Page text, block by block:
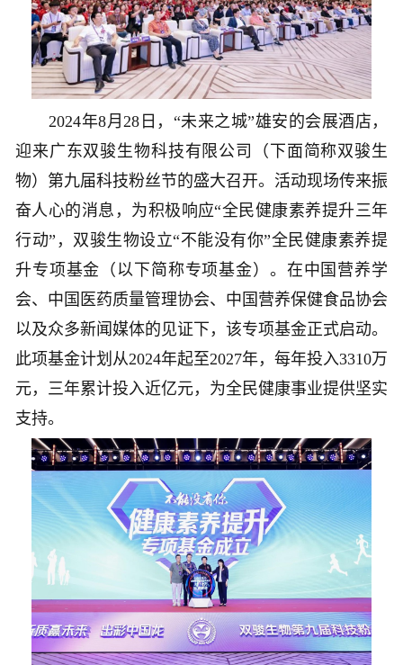
2024年8月28日，“未来之城”雄安的会展酒店，
迎来广东双骏生物科技有限公司（下面简称双骏生
物）第九届科技粉丝节的盛大召开。活动现场传来振
奋人心的消息，为积极响应“全民健康素养提升三年
行动”，双骏生物设立“不能没有你”全民健康素养提
升专项基金（以下简称专项基金）。在中国营养学
会、中国医药质量管理协会、中国营养保健食品协会
以及众多新闻媒体的见证下，该专项基金正式启动。
此项基金计划从2024年起至2027年，每年投入3310万
元，三年累计投入近亿元，为全民健康事业提供坚实
支持。